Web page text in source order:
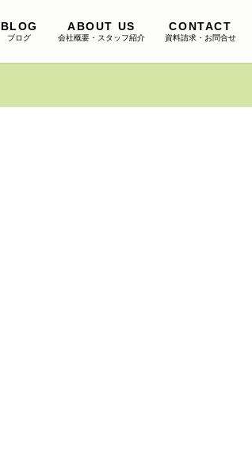
BLOG
ブログ
ABOUT US
会社概要・スタッフ紹介
CONTACT
資料請求・お問合せ